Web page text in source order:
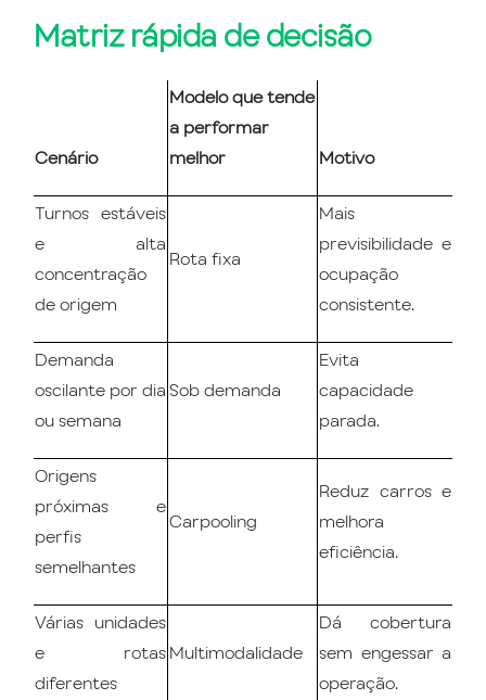
Matriz rápida de decisão
Cenário
Modelo que tende
a performar
melhor
Motivo
Turnos estáveis
e alta
concentração
de origem
Rota fixa
Mais
previsibilidade e
ocupação
consistente.
Demanda
oscilante por dia
ou semana
Sob demanda
Evita
capacidade
parada.
Origens
próximas e
perfis
semelhantes
Carpooling
Reduz carros e
melhora
eficiência.
Várias unidades
e rotas
diferentes
Multimodalidade
Dá cobertura
sem engessar a
operação.